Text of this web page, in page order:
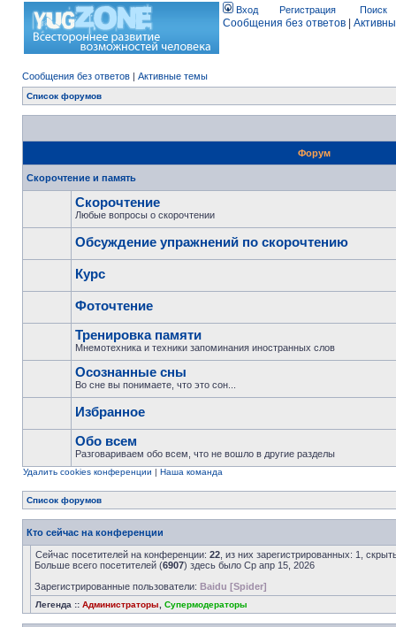
Вход Регистрация Поиск
Сообщения без ответов
Сообщения без ответов | Активные темы
Список форумов
Форум
Скорочтение и память
Скорочтение
Любые вопросы о скорочтении
Обсуждение упражнений по скорочтению
Курс
Фоточтение
Тренировка памяти
Мнемотехника и техники запоминания иностранных слов
Осознанные сны
Во сне вы понимаете, что это сон...
Избранное
Обо всем
Разговариваем обо всем, что не вошло в другие разделы
Удалить cookies конференции | Наша команда
Список форумов
Кто сейчас на конференции
Сейчас посетителей на конференции: 22 , из них зарегистрированных: 1,
Больше всего посетителей (6907) здесь было Ср апр 15, 2026
Зарегистрированные пользователи: Baidu [Spider]
Легенда :: Администраторы Супермодераторы